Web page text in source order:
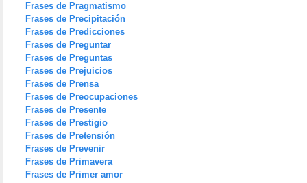
Frases de Pragmatismo
Frases de Precipitación
Frases de Predicciones
Frases de Preguntar
Frases de Preguntas
Frases de Prejuicios
Frases de Prensa
Frases de Preocupaciones
Frases de Presente
Frases de Prestigio
Frases de Pretensión
Frases de Prevenir
Frases de Primavera
Frases de Primer amor